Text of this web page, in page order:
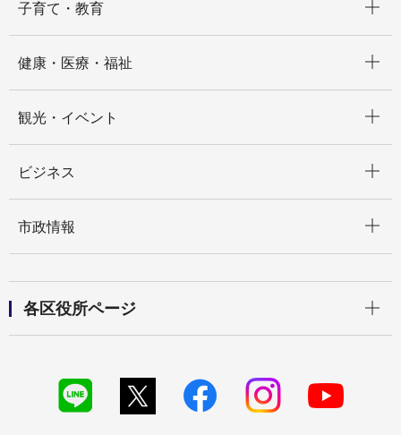
子育て・教育
健康・医療・福祉
観光・イベント
ビジネス
市政情報
各区役所ページ